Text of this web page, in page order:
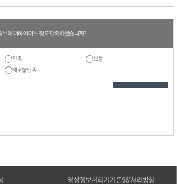
보에 대하여 어느 정도 만족하셨습니까?
만족
보통
매우불만족
영상정보처리기기운영/처리방침